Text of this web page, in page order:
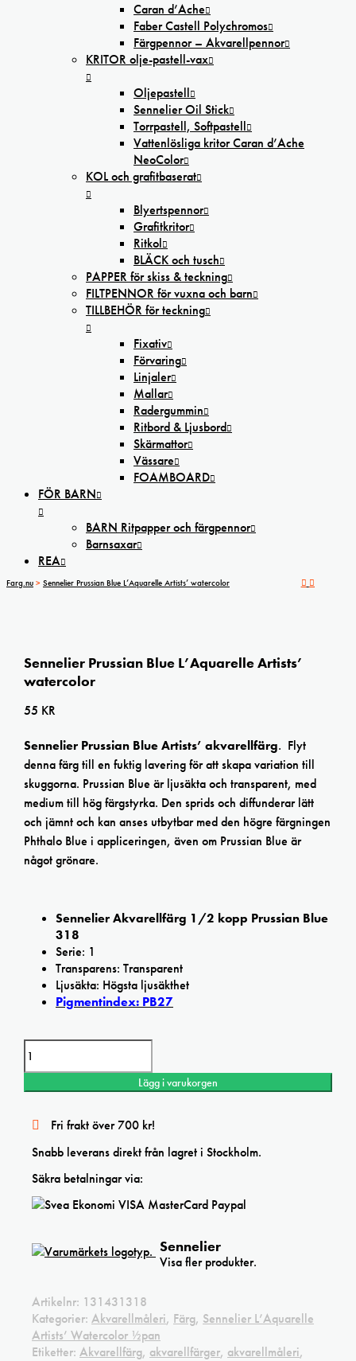
Caran d’Ache
Faber Castell Polychromos
Färgpennor – Akvarellpennor
KRITOR olje-pastell-vax
Oljepastell
Sennelier Oil Stick
Torrpastell, Softpastell
Vattenlösliga kritor Caran d’Ache
NeoColor
KOL och grafitbaserat
Blyertspennor
Grafitkritor
Ritkol
BLÄCK och tusch
PAPPER för skiss & teckning
FILTPENNOR för vuxna och barn
TILLBEHÖR för teckning
Fixativ
Förvaring
Linjaler
Mallar
Radergummin
Ritbord & Ljusbord
Skärmattor
Vässare
FOAMBOARD
FÖR BARN
BARN Ritpapper och färgpennor
Barnsaxar
REA
Farg.nu > Sennelier Prussian Blue L’Aquarelle Artists’ watercolor
Sennelier Prussian Blue L’Aquarelle Artists’
watercolor
55 KR
Sennelier Prussian Blue Artists’ akvarellfärg. Flyt
denna färg till en fuktig lavering för att skapa variation till
skuggorna. Prussian Blue är ljusäkta och transparent, med
medium till hög färgstyrka. Den sprids och diffunderar lätt
och jämnt och kan anses utbytbar med den högre färgningen
Phthalo Blue i appliceringen, även om Prussian Blue är
något grönare.
Sennelier Akvarellfärg 1/2 kopp Prussian Blue
318
Serie: 1
Transparens: Transparent
Ljusäkta: Högsta ljusäkthet
Pigmentindex: PB27
Lägg i varukorgen
Fri frakt över 700 kr!
Snabb leverans direkt från lagret i Stockholm.
Säkra betalningar via:
Sennelier
Visa fler produkter.
Artikelnr: 131431318
Kategorier: Akvarellmåleri, Färg, Sennelier L’Aquarelle
Artists’ Watercolor ½pan
Etiketter: Akvarellfärg, akvarellfärger, akvarellmåleri,